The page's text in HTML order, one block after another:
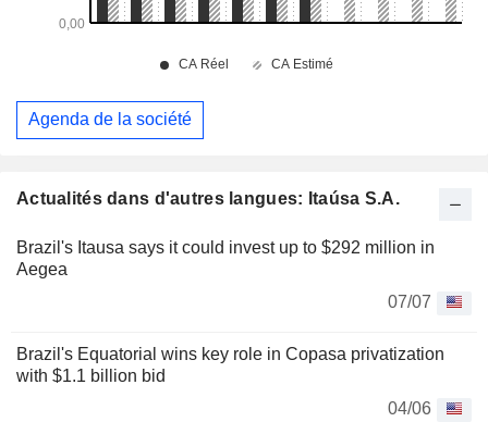
Actualités dans d'autres langues: Itaúsa S.A.
Brazil's Itausa says it could invest up to $292 million in
Aegea
07/07
Brazil's Equatorial wins key role in Copasa privatization
with $1.1 billion bid
04/06
Agenda de la société